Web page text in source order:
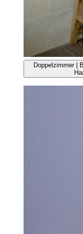
Doppelzimmer |